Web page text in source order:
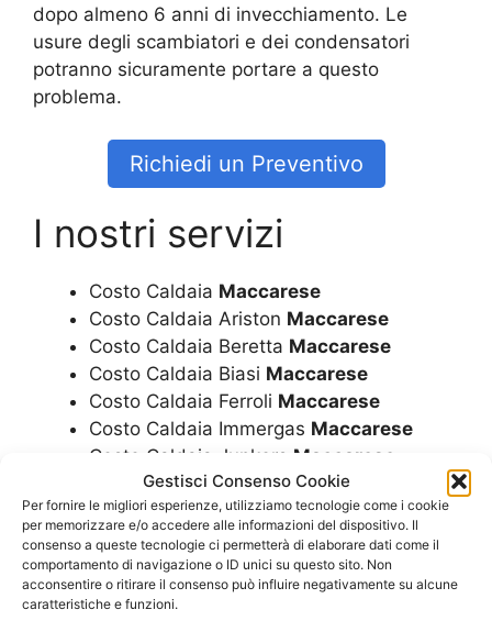
Gestisci Consenso Cookie
Per fornire le migliori esperienze, utilizziamo tecnologie come i cookie
per memorizzare e/o accedere alle informazioni del dispositivo. Il
consenso a queste tecnologie ci permetterà di elaborare dati come il
comportamento di navigazione o ID unici su questo sito. Non
acconsentire o ritirare il consenso può influire negativamente su alcune
caratteristiche e funzioni.
dopo almeno 6 anni di invecchiamento. Le
usure degli scambiatori e dei condensatori
potranno sicuramente portare a questo
problema.
Richiedi un Preventivo
I nostri servizi
Costo Caldaia Maccarese
Costo Caldaia Ariston Maccarese
Costo Caldaia Beretta Maccarese
Costo Caldaia Biasi Maccarese
Costo Caldaia Ferroli Maccarese
Costo Caldaia Immergas Maccarese
Costo Caldaia Junkers Maccarese
Costo Caldaia RielloMaccarese
Costo Caldaia RinnaiMaccarese
Costo Caldaia A Condensazione
Maccarese
Costo CaldaieMaccarese